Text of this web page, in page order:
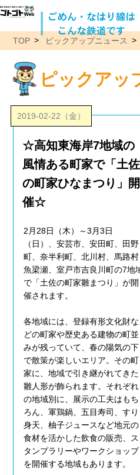
TOP ピックアップニュース
ピックアッ
2019-02-22（金）
☆高知東海岸7地域の
風情ある町家で「土佐
の町家ひなまつり」開
催☆
2月28日（木）～3月3日
（日）、安芸市、安田町、田野
町、奈半利町、北川村、馬路村
魚梁瀬、室戸市吉良川町の7地
で「土佐の町家雛まつり」が開
催されます。
各地域には、登録有形文化財な
どの町家や歴史ある建物の町並
みが残っていて、春の陽気の下
で散策が楽しいエリア。その町
家に、地域で引き継がれてきた
雛人形が飾られます。それぞれ
の地域別に、展示の工夫はもち
ろん、軍鶏鍋、五目寿司、すり
身天、柚子ジュースなど地元の
食材を活かした飲食の販売、ス
タンプラリーやワークショップ
を開催する地域もあります。